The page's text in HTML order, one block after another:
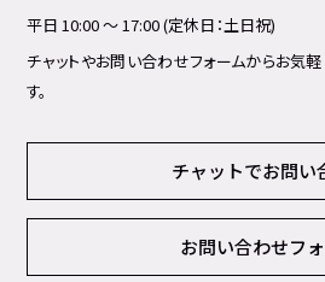
平日 10:00 ～ 17:00 (定休日：土日祝)
チャットやお問い合わせフォームからお気
す。
チャットでお問い
お問い合わせフ